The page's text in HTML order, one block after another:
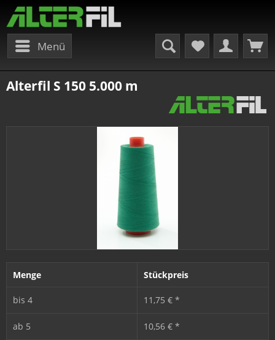
Menü
Alterfil S 150 5.000 m
Menge Stückpreis
bis 4 11,75 € *
ab 5 10,56 € *